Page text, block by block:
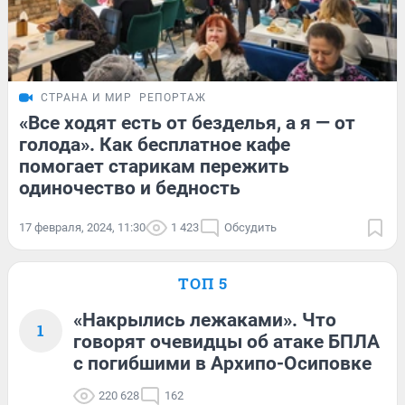
СТРАНА И МИР РЕПОРТАЖ
«Все ходят есть от безделья, а я — от
голода». Как бесплатное кафе
помогает старикам пережить
одиночество и бедность
17 февраля, 2024, 11:30 1 423 Обсудить
ТОП 5
1
«Накрылись лежаками». Что
говорят очевидцы об атаке БПЛА
с погибшими в Архипо-Осиповке
220 628 162